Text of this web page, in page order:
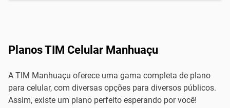
Planos TIM Celular Manhuaçu
A TIM Manhuaçu oferece uma gama completa de plano
para celular, com diversas opções para diversos públicos.
Assim, existe um plano perfeito esperando por você!